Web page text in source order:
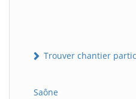
Trouver chantier
Saône